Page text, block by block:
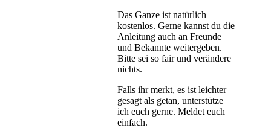
Das Ganze ist natürlich
kostenlos. Gerne kannst du die
Anleitung auch an Freunde
und Bekannte weitergeben.
Bitte sei so fair und verändere
nichts.
Falls ihr merkt, es ist leichter
gesagt als getan, unterstütze
ich euch gerne. Meldet euch
einfach.